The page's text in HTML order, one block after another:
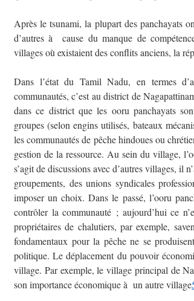
Après le tsunami, la plupart des panchayats
d’autres à cause du manque de
villages où existaient des conflits anciens, la
Dans l’état du Tamil Nadu, en termes
communautés, c’est au district de
dans ce district que les ooru panchayats
groupes (selon engins utilisés, bateaux
les communautés de pêche hindoues ou
gestion de la ressource. Au sein du village, l’
s’agit de discussions avec d’autres villages, il
groupements, des unions syndicales
imposer un choix. Dans le passé, l’ooru
contrôler la communauté ; aujourd’hui ce
propriétaires de chalutiers, par exemple,
fondamentaux pour la pêche ne se
politique. Le déplacement du pouvoir
village. Par exemple, le village principal de
son importance économique à un autre village